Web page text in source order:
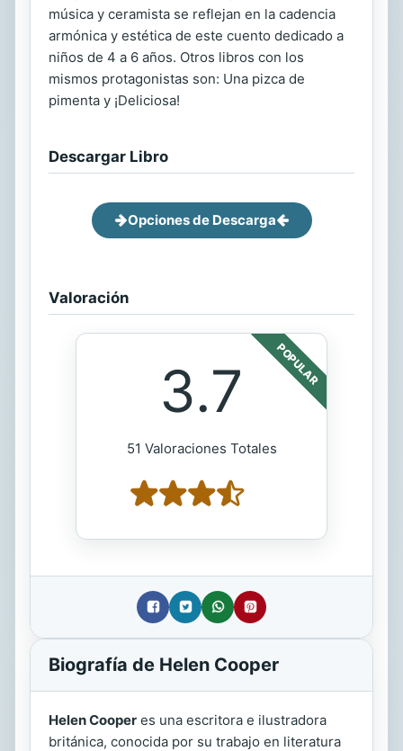
música y ceramista se reflejan en la cadencia
armónica y estética de este cuento dedicado a
niños de 4 a 6 años. Otros libros con los
mismos protagonistas son: Una pizca de
pimenta y ¡Deliciosa!
Descargar Libro
Opciones de Descarga
Valoración
POPULAR
3.7
51 Valoraciones Totales
Biografía de Helen Cooper
Helen Cooper es una escritora e ilustradora
británica, conocida por su trabajo en literatura